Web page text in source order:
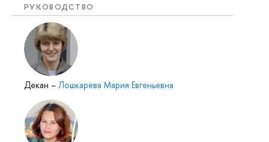
РУКОВОДСТВО
Декан – Лошкарева Мария Евгеньевна